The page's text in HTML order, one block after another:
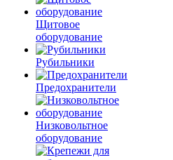
Щитовое
оборудование
Рубильники
Предохранители
Низковольтное
оборудование